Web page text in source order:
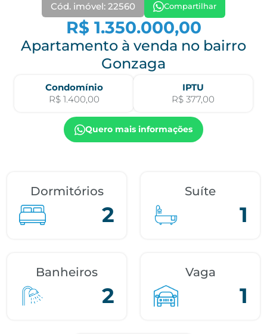
Cód. imóvel: 22560 Compartilhar
R$ 1.350.000,00
Apartamento à venda no bairro
Gonzaga
Condomínio
R$ 1.400,00
IPTU
R$ 377,00
Quero mais informações
Dormitórios
2
Suíte
1
Banheiros
2
Vaga
1